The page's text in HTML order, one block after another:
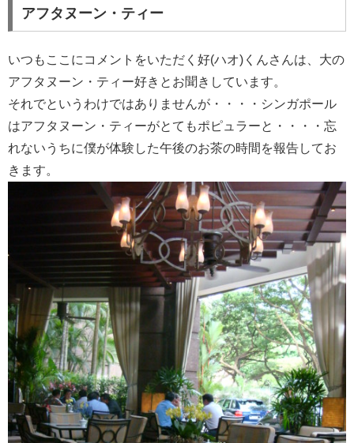
アフタヌーン・ティー
いつもここにコメントをいただく好(ハオ)くんさんは、大の
アフタヌーン・ティー好きとお聞きしています。
それでというわけではありませんが・・・・シンガポール
はアフタヌーン・ティーがとてもポピュラーと・・・・忘
れないうちに僕が体験した午後のお茶の時間を報告してお
きます。